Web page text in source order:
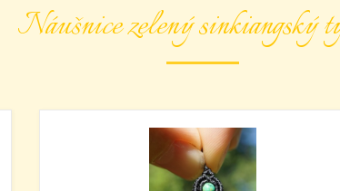
Náušnice zelený sinkiangský